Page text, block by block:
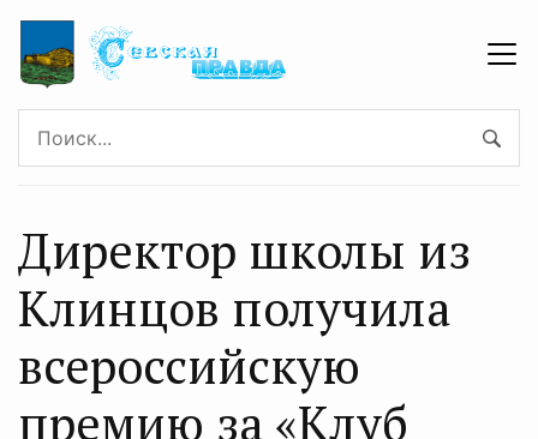
Директор школы из
Клинцов получила
всероссийскую
премию за «Клуб